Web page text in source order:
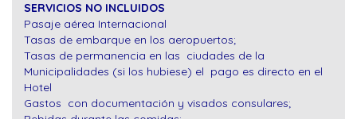
SERVICIOS NO INCLUIDOS
Pasaje aérea Internacional
Tasas de embarque en los aeropuertos;
Tasas de permanencia en las ciudades de la
Municipalidades (si los hubiese) el pago es directo en el
Hotel
Gastos con documentación y visados consulares;